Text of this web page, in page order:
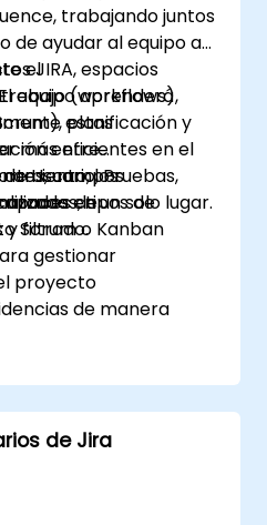
trabajando juntos
de ayudar al equipo a
el
equipo aprenderá
estas
más eficientes en el
Usuario, Pruebas,
en un solo lugar.
JIRA, espacios
(workflows),
planificación y
entre
campos
tipos de
y filtrado.
los
de:
Scrum o Kanban
gestionar
proyecto
de manera
necesaria para
y tableros, y
de Jira